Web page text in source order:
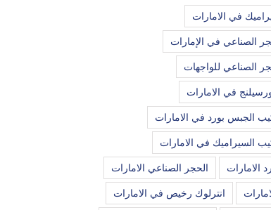
في الامارات
الصناعي في الإمارات
الصناعي للواجهات
في الامارات
الجبس بورد في الامارات
السيراميك في الامارات
الامارات الحجر الصناعي الامارات
انترلوك رخيص في الامارات